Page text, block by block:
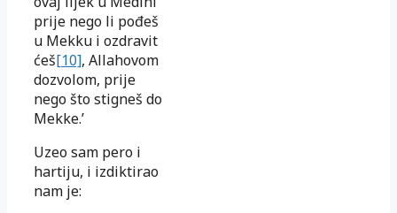
prije nego li pođeš
u Mekku i ozdravit
ćeš[10], Allahovom
dozvolom, prije
nego što stigneš do
Mekke.’
Uzeo sam pero i
hartiju, i izdiktirao
nam je: